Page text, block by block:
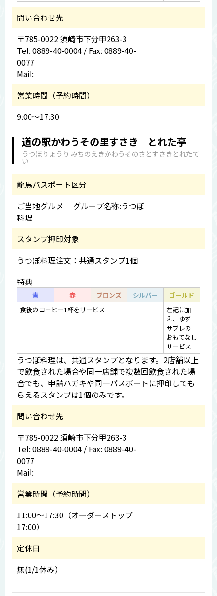
問い合わせ先
〒785-0022 須崎市下分甲263-3
Tel: 0889-40-0004 / Fax: 0889-40-
0077
Mail:
営業時間（予約時間）
9:00～17:30
道の駅かわうその里すさき とれた亭
うつぼりょうり みちのえきかわうそのさとすさきとれたて
い
龍馬パスポート区分
ご当地グルメ グループ名称:うつぼ
料理
スタンプ押印対象
うつぼ料理注文：共通スタンプ1個
特典
青 赤 ブロンズ シルバー
ゴールド
食後のコーヒー1杯をサービス
左記に加
え、ゆず
サブレの
おもてなし
サービス
うつぼ料理は、共通スタンプとなります。2店舗以上
で飲食された場合や同一店舗で複数回飲食された場
合でも、申請ハガキや同一パスポートに押印しても
らえるスタンプは1個のみです。
問い合わせ先
〒785-0022 須崎市下分甲263-3
Tel: 0889-40-0004 / Fax: 0889-40-
0077
Mail:
営業時間（予約時間）
11:00～17:30（オーダーストップ
17:00）
定休日
無(1/1休み）